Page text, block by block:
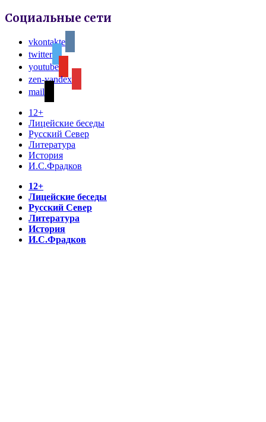
Социальные сети
vkontakte
twitter
youtube
zen-yandex
mail
12+
Лицейские беседы
Русский Север
Литература
История
И.С.Фрадков
12+
Лицейские беседы
Русский Север
Литература
История
И.С.Фрадков